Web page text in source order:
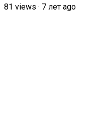
81 views · 7 лет ago